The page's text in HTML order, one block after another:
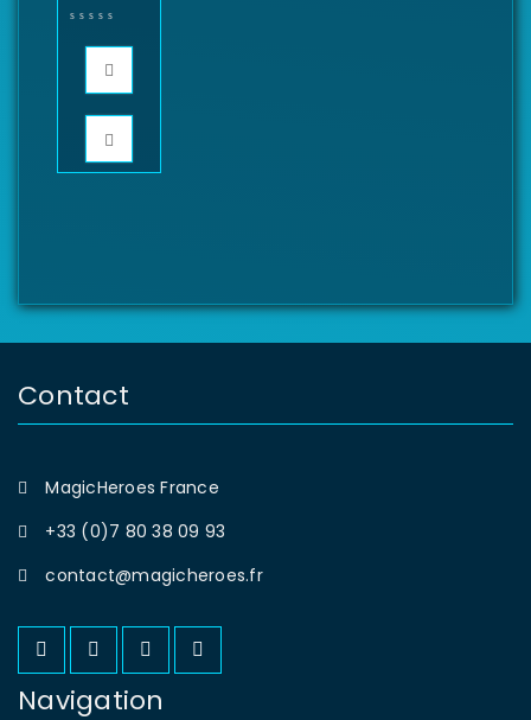
Contact
MagicHeroes France
+33 (0)7 80 38 09 93
contact@magicheroes.fr
Navigation